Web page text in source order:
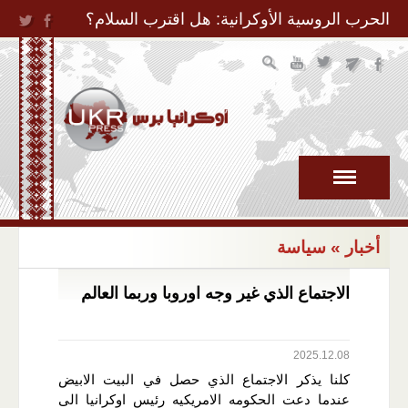
Jump to Navigation
الحرب الروسية الأوكرانية: هل اقترب السلام؟
أخبار » سياسة
الاجتماع الذي غير وجه اوروبا وربما العالم
2025.12.08
كلنا يذكر الاجتماع الذي حصل في البيت الابيض
عندما دعت الحكومه الامريكيه رئيس اوكرانيا الى